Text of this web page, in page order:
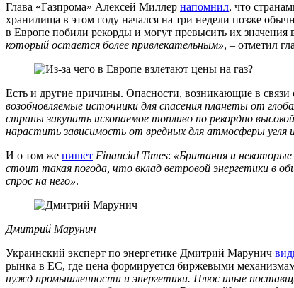
Глава «Газпрома» Алексей Миллер напомнил, что
хранилища в этом году начался на три недели позже
в Европе побили рекорды и могут превысить их значения
который остается более привлекательным», – отметил
Есть и другие причины. Опасности, возникающие в связи
возобновляемые источники для спасения планеты от
страны закупать ископаемое топливо по рекордно
нарастить зависимость от вредных для атмосферы угля и
И о том же пишет Financial Times: «Британия и некоторые
стоит такая погода, что вклад ветровой энергетики в
спрос на него».
Дмитрий Марунич
Украинский эксперт по энергетике Дмитрий Марунич
рынка в ЕС, где цена формируется биржевыми
нужд промышленности и энергетики. Плюс иные